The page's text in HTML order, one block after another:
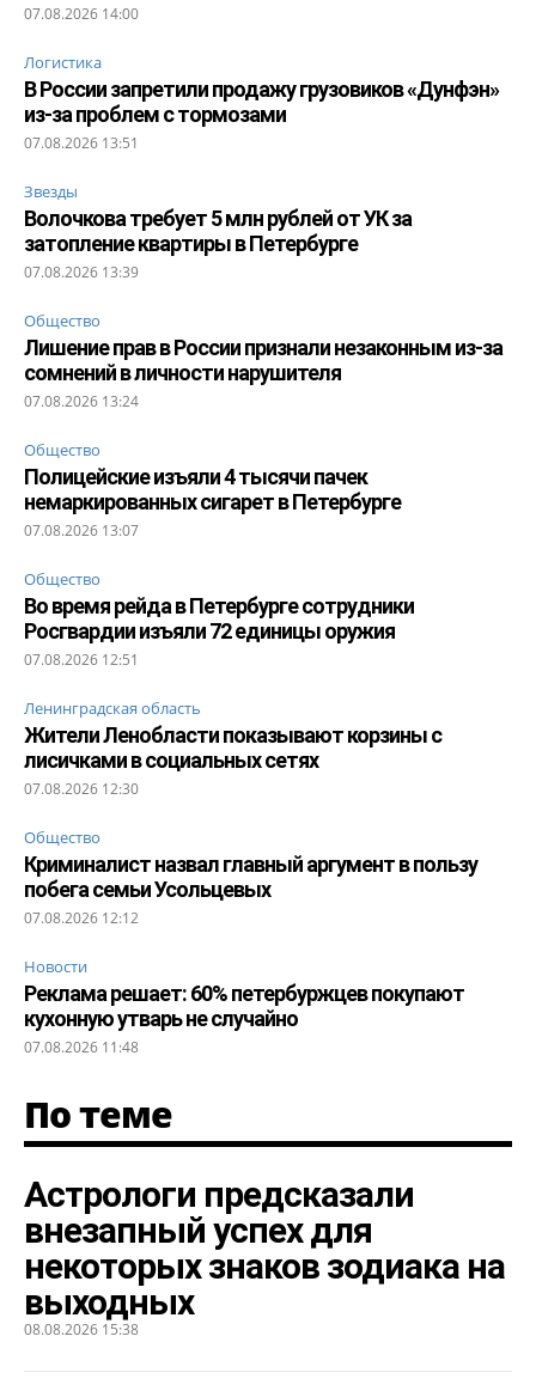
07.08.2026 14:00
Логистика
В России запретили продажу грузовиков «Дунфэн»
из-за проблем с тормозами
07.08.2026 13:51
Звезды
Волочкова требует 5 млн рублей от УК за
затопление квартиры в Петербурге
07.08.2026 13:39
Общество
Лишение прав в России признали незаконным из-за
сомнений в личности нарушителя
07.08.2026 13:24
Общество
Полицейские изъяли 4 тысячи пачек
немаркированных сигарет в Петербурге
07.08.2026 13:07
Общество
Во время рейда в Петербурге сотрудники
Росгвардии изъяли 72 единицы оружия
07.08.2026 12:51
Ленинградская область
Жители Ленобласти показывают корзины с
лисичками в социальных сетях
07.08.2026 12:30
Общество
Криминалист назвал главный аргумент в пользу
побега семьи Усольцевых
07.08.2026 12:12
Новости
Реклама решает: 60% петербуржцев покупают
кухонную утварь не случайно
07.08.2026 11:48
По теме
Астрологи предсказали
внезапный успех для
некоторых знаков зодиака на
выходных
08.08.2026 15:38